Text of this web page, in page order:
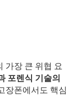
가장 큰 위협 요
포렌식 기술의
장폰에서도 핵심